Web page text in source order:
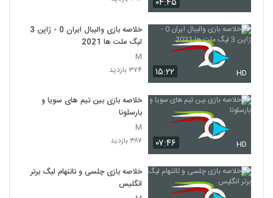
۱۵:۲۲ HD
خلاصه بازی والیبال ایران 0 - ژاپن 3
لیگ ملت ها 2021
M
۳۷۴ بازدید
۰۷:۴۶ HD
خلاصه بازی بین تیم های سویا و
بارسلونا
M
۳۸۷ بازدید
خلاصه بازی چلسی و تاتنهام لیگ برتر
انگلیس